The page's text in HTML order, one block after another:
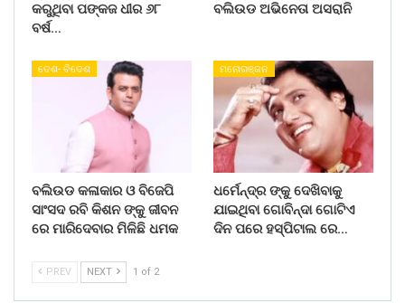
କରୁଥିବା ପଙ୍କଜ ଧୀର ୬୮
ବର୍ଷ…
ବଲିଉଡ ଅଭିନେତା ଅସରାନି
ଦେଶ- ବିଦେଶ
ବଲିଉଡ କଳାକାର ଓ ବିଜେପି
ସାଂସଦ ରବି କିଶନ ଙ୍କୁ ଜୀବନ
ରେ ମାରିଦେବାର ମିଳିଛି ଧମକ
ମନୋରଞ୍ଜନ
ଧର୍ମେନ୍ଦ୍ର ଙ୍କୁ ଦେଖିବାକୁ
ଯାଇଥିବା ଗୋବିନ୍ଦା ଗୋଟିଏ
ଦିନ ପରେ ହସ୍ପିଟାଲ ରେ…
PREV NEXT 1 of 2